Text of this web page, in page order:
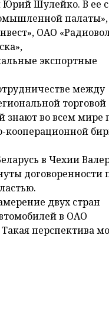
Юрий Шулейко. В ее
палаты»,
ОАО
экспортные
между
торговой
знают во всем мире
кооперационной
в Чехии
договоренности
двух стран
в ОАО
перспектива